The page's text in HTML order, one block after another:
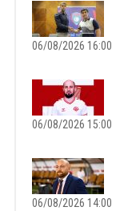
06/08/2026 16:00
06/08/2026 15:00
06/08/2026 14:00